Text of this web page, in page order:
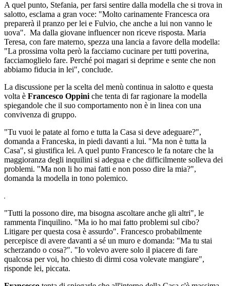
A quel punto, Stefania, per farsi sentire dalla modella che si trova in
salotto, esclama a gran voce: "Molto carinamente Francesca ora
preparerà il pranzo per lei e Fulvio, che anche a lui non vanno le
uova". Ma dalla giovane influencer non riceve risposta. Maria
Teresa, con fare materno, spezza una lancia a favore della modella:
"La prossima volta però la facciamo cucinare per tutti poverina,
facciamoglielo fare. Perché poi magari si deprime e sente che non
abbiamo fiducia in lei", conclude.
La discussione per la scelta del menù continua in salotto e questa
volta è Francesco Oppini che tenta di far ragionare la modella
spiegandole che il suo comportamento non è in linea con una
convivenza di gruppo.
"Tu vuoi le patate al forno e tutta la Casa si deve adeguare?",
domanda a Franceska, in piedi davanti a lui. "Ma non è tutta la
Casa", si giustifica lei. A quel punto Francesco le fa notare che la
maggioranza degli inquilini si adegua e che difficilmente solleva dei
problemi. "Ma non li ho mai fatti e non posso dire la mia?",
domanda la modella in tono polemico.
"Tutti la possono dire, ma bisogna ascoltare anche gli altri", le
rammenta l'inquilino. "Ma io ho mai fatto problemi sul cibo?
Litigare per questa cosa è assurdo". Francesco probabilmente
percepisce di avere davanti a sé un muro e domanda: "Ma tu stai
scherzando o cosa?". "Io volevo avere solo il piacere di fare
qualcosa per voi, ho chiesto di dirmi cosa volevate mangiare",
risponde lei, piccata.